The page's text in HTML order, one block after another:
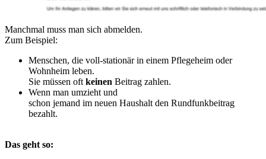
Manchmal muss man sich abmelden.
Zum Beispiel:
Menschen, die voll-stationär in einem Pflegeheim oder
Wohnheim leben.
Sie müssen oft keinen Beitrag zahlen.
Wenn man umzieht und
schon jemand im neuen Haushalt den Rundfunkbeitrag
bezahlt.
Das geht so: